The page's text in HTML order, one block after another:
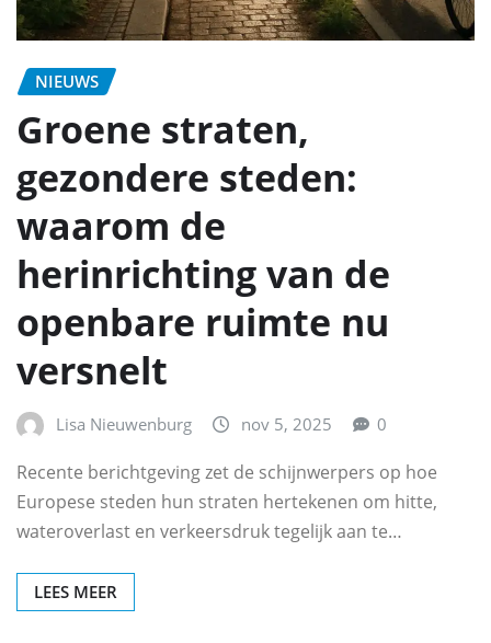
NIEUWS
Groene straten,
gezondere steden:
waarom de
herinrichting van de
openbare ruimte nu
versnelt
Lisa Nieuwenburg nov 5, 2025 0
Recente berichtgeving zet de schijnwerpers op hoe
Europese steden hun straten hertekenen om hitte,
wateroverlast en verkeersdruk tegelijk aan te…
LEES MEER